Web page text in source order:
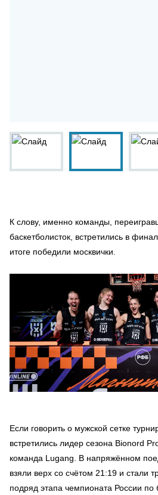
К слову, именно команды,
баскетболисток, встретились в
итоге победили москвички.
Если говорить о мужской сетке
встретились лидер сезона Bionord
команда Lugang. В напряжённом
взяли верх со счётом 21:19 и стали
подряд этапа чемпионата России по